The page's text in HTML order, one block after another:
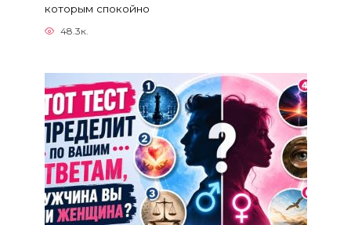
которым спокойно
48.3к.